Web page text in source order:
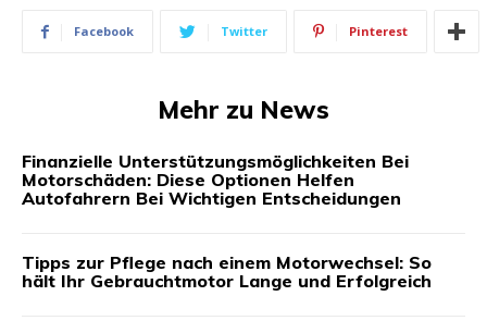
Facebook Twitter Pinterest
Mehr zu News
Finanzielle Unterstützungsmöglichkeiten Bei
Motorschäden: Diese Optionen Helfen
Autofahrern Bei Wichtigen Entscheidungen
Tipps zur Pflege nach einem Motorwechsel: So
hält Ihr Gebrauchtmotor Lange und Erfolgreich